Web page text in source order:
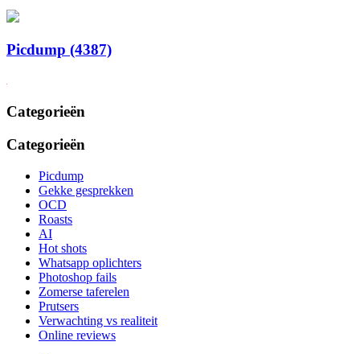
Picdump (4387)
Categorieën
Categorieën
Picdump
Gekke gesprekken
OCD
Roasts
AI
Hot shots
Whatsapp oplichters
Photoshop fails
Zomerse taferelen
Prutsers
Verwachting vs realiteit
Online reviews